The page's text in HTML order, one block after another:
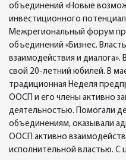
объединений «Новые
инвестиционного
Межрегиональный форум
объединений «Бизнес.
взаимодействия и
свой 20-летний юбилей. В
традиционная Неделя
ООСП и его члены активно
деятельностью. Помогали
объединениям, оказывали
ООСП активно
исполнительной властью. С